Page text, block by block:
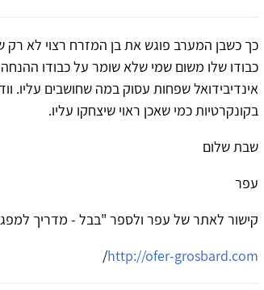
כך כשבן המערב פוגש את בן המזרח רצוי לא
כבודו שלו משום שמי שלא שומר על כבודו
אינדיבידואל שפחות עסוק במה שחושבים עליו.
בקונקרטיות כמי שאכן ראוי שיצחקו עליו.
שבת שלום
עפר
קישור לאתר של עפר ולספר "בבל - מדריך
http://ofer-grosbard.com
/